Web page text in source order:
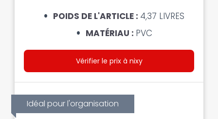
POIDS DE L'ARTICLE : 4,37 LIVRES
MATÉRIAU : PVC
Vérifier le prix à nixy
Idéal pour l'organisation